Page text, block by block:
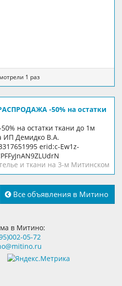
1 раз
-50% на остатки
на остатки ткани до 1м
ИП Демидко В.А.
erid:c-Ew1z-
и ткани на 3-м Митинском
Все объявления в Митино
в Митино:
05-72